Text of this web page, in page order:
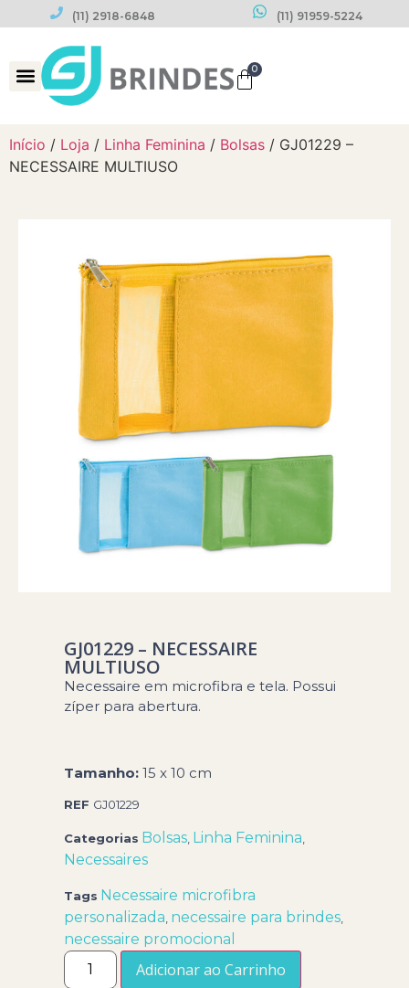
(11) 2918-6848 (11) 91959-5224
0
Início / Loja / Linha Feminina / Bolsas / GJ01229 –
NECESSAIRE MULTIUSO
GJ01229 – NECESSAIRE
MULTIUSO
Necessaire em microfibra e tela. Possui
zíper para abertura.
Tamanho: 15 x 10 cm
REF GJ01229
Categorias Bolsas, Linha Feminina,
Necessaires
Tags Necessaire microfibra
personalizada, necessaire para brindes,
necessaire promocional
Adicionar ao Carrinho